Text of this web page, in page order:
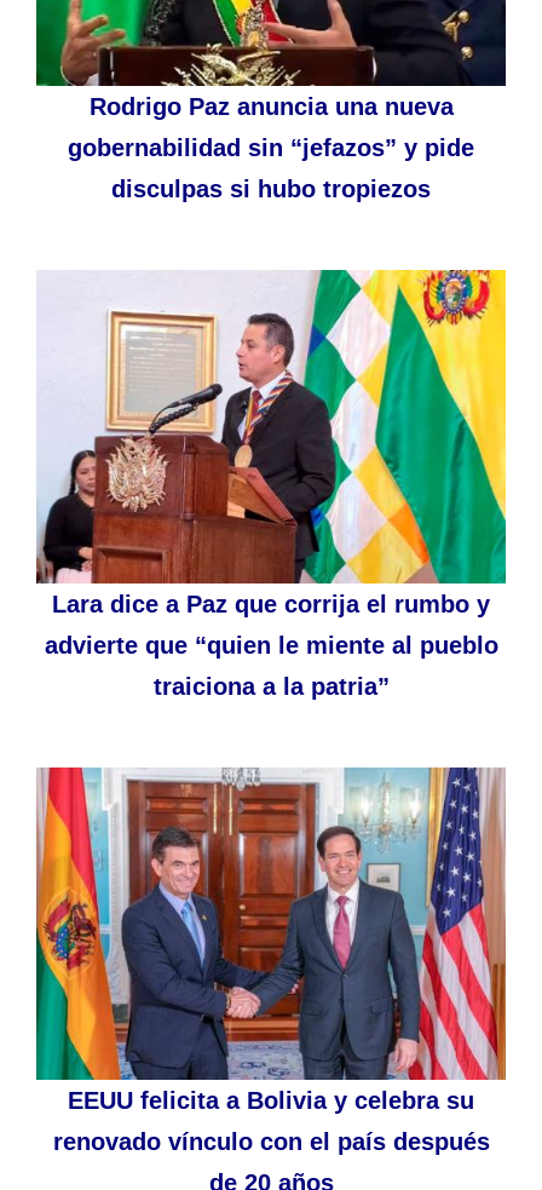
Rodrigo Paz anuncia una nueva
gobernabilidad sin “jefazos” y pide
disculpas si hubo tropiezos
Lara dice a Paz que corrija el rumbo y
advierte que “quien le miente al pueblo
traiciona a la patria”
EEUU felicita a Bolivia y celebra su
renovado vínculo con el país después
de 20 años